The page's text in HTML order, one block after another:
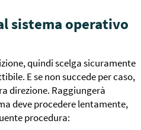
sistema operativo
quindi scelga sicuramente
E se non succede per caso,
direzione. Raggiungerà
deve procedere lentamente,
procedura: